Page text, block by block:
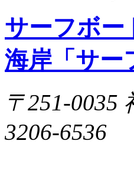
サーフボー
海岸「サー
〒251-0035
3206-6536